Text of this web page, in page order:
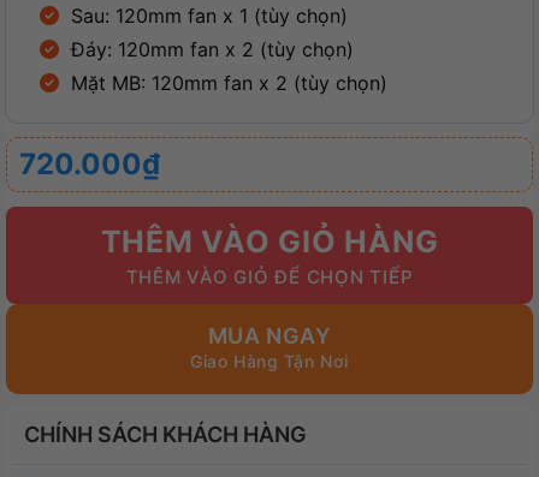
Sau: 120mm fan x 1 (tùy chọn)
Đáy: 120mm fan x 2 (tùy chọn)
Mặt MB: 120mm fan x 2 (tùy chọn)
720.000₫
THÊM VÀO GIỎ HÀNG
MUA NGAY
CHÍNH SÁCH KHÁCH HÀNG